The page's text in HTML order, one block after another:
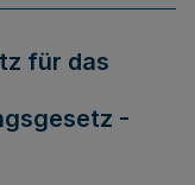
für das
-